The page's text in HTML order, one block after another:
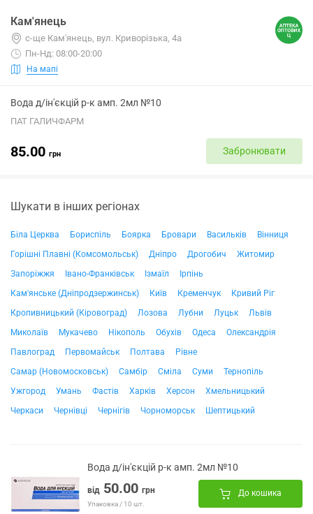
Кам'янець
с-ще Кам'янець, вул. Криворізька, 4а
Пн-Нд: 08:00-20:00
На мапі
Вода д/ін'єкцій р-к амп. 2мл №10
ПАТ ГАЛИЧФАРМ
85.00 грн Забронювати
Шукати в інших регіонах
Біла Церква Бориспіль Боярка Бровари Васильків
Вінниця
Горішні Плавні (Комсомольськ)
Дніпро Дрогобич
Житомир
Запоріжжя
Івано-Франківськ Ізмаїл
Ірпінь
Кам'янське (Дніпродзержинськ)
Київ Кременчук
Кривий Ріг
Кропивницький (Кіровоград)
Лозова Лубни Луцьк
Львів
Миколаїв
Мукачево Нікополь Обухів Одеса
Олександрія
Павлоград
Первомайськ Полтава
Рівне
Самар (Новомосковськ)
Самбір Сміла Суми
Тернопіль
Ужгород
Умань Фастів Харків Херсон
Хмельницький
Черкаси
Чернівці Чернігів Чорноморськ Шептицький
Вода д/ін'єкцій р-к амп. 2мл №10
від 50.00 грн
Упаковка / 10 шт.
До кошика